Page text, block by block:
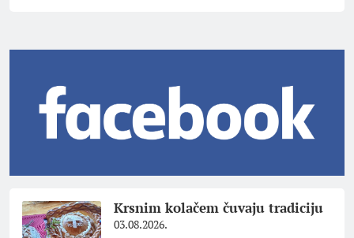
Krsnim kolačem čuvaju tradiciju
03.08.2026.